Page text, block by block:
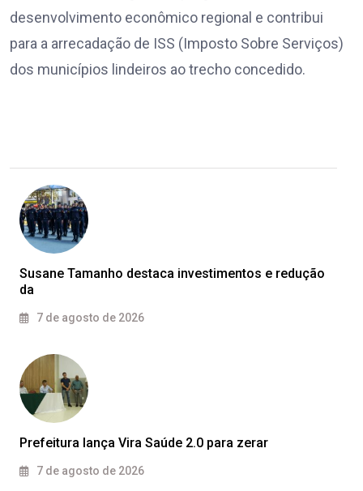
desenvolvimento econômico regional e contribui
para a arrecadação de ISS (Imposto Sobre Serviços)
dos municípios lindeiros ao trecho concedido.
Susane Tamanho destaca investimentos e redução
da
7 de agosto de 2026
Prefeitura lança Vira Saúde 2.0 para zerar
7 de agosto de 2026